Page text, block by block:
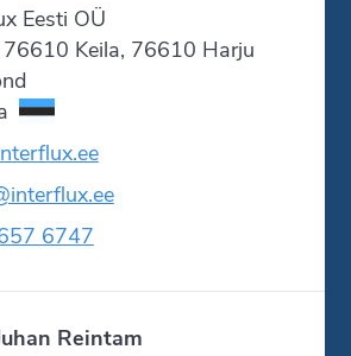
Eesti OÜ
76610 Keila, 76610 Harju
6747
Reintam